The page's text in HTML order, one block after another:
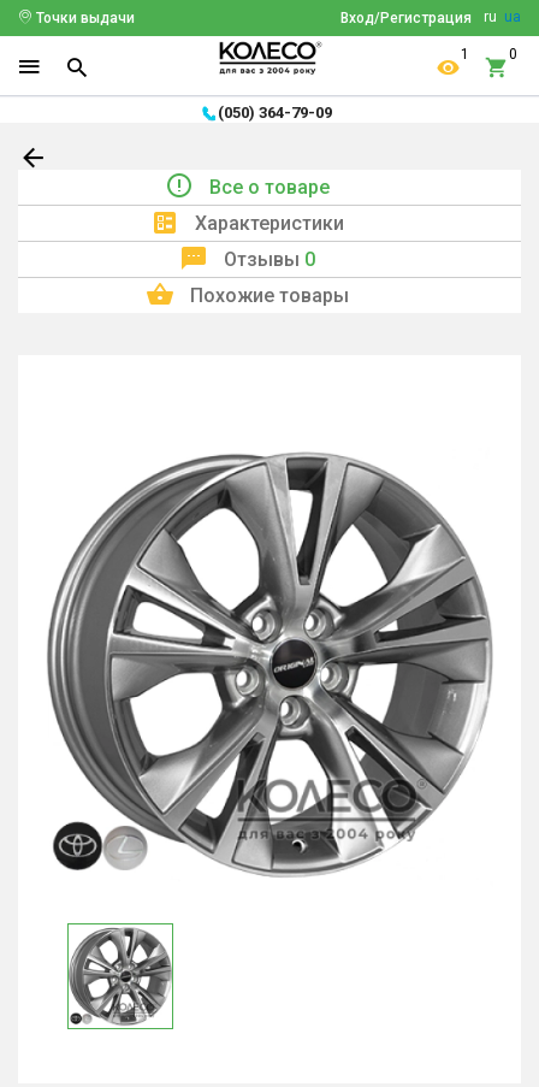
ru ua
Вход/Регистрация
Точки выдачи
1 0
(050) 364-79-09
Все о товаре
Характеристики
Отзывы 0
Похожие товары